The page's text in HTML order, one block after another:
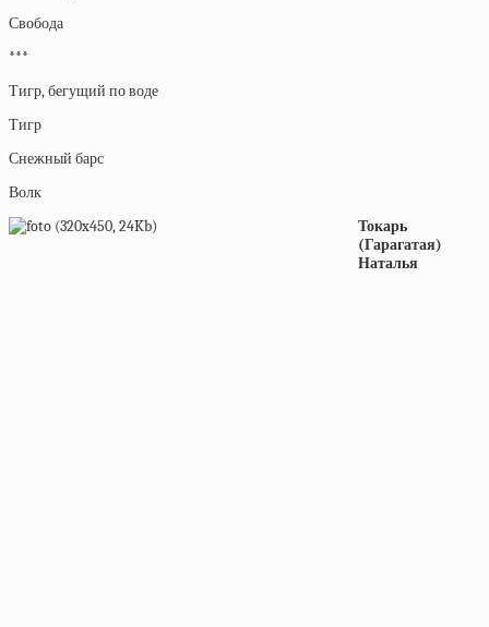
Свобода
***
Тигр, бегущий по воде
Тигр
Снежный барс
Волк
Токарь
(Гарагатая)
Наталья